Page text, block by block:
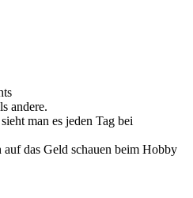
andere.
man es jeden Tag bei
das Geld schauen beim Hobby